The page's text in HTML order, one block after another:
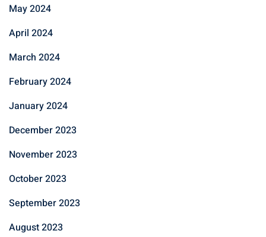
May 2024
April 2024
March 2024
February 2024
January 2024
December 2023
November 2023
October 2023
September 2023
August 2023